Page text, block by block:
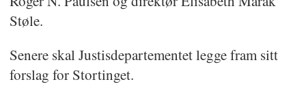
Støle.
Senere skal Justisdepartementet legge fram sitt
forslag for Stortinget.